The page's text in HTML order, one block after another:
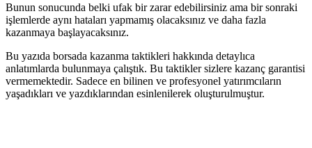
Bunun sonucunda belki ufak bir zarar edebilirsiniz ama bir sonraki
işlemlerde aynı hataları yapmamış olacaksınız ve daha fazla
kazanmaya başlayacaksınız.
Bu yazıda borsada kazanma taktikleri hakkında detaylıca
anlatımlarda bulunmaya çalıştık. Bu taktikler sizlere kazanç garantisi
vermemektedir. Sadece en bilinen ve profesyonel yatırımcıların
yaşadıkları ve yazdıklarından esinlenilerek oluşturulmuştur.